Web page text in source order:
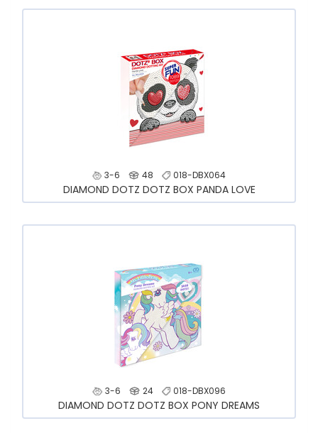
3-6 48 018-DBX064
DIAMOND DOTZ DOTZ BOX PANDA LOVE
3-6 24 018-DBX096
DIAMOND DOTZ DOTZ BOX PONY DREAMS